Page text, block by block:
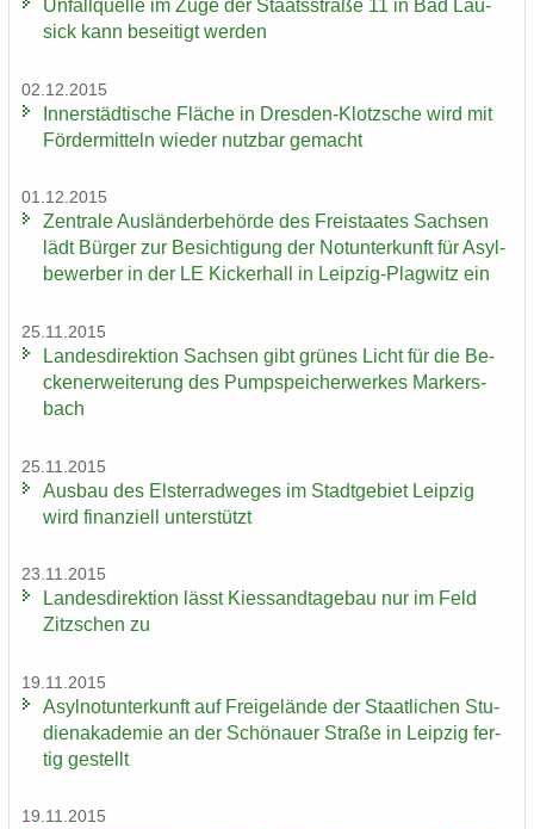
Un­fall­quel­le im Zuge der Staats­stra­ße 11 in Bad Lau­
sick kann be­sei­tigt wer­den
02.12.2015
In­ner­städ­ti­sche Flä­che in Dresden-​Klotzsche wird mit
För­der­mit­teln wie­der nutz­bar ge­macht
01.12.2015
Zen­tra­le Aus­län­der­be­hör­de des Frei­staa­tes Sach­sen
lädt Bür­ger zur Be­sich­ti­gung der Not­un­ter­kunft für Asyl­
be­wer­ber in der LE Ki­cker­hall in Leipzig-​Plagwitz ein
25.11.2015
Lan­des­di­rek­ti­on Sach­sen gibt grü­nes Licht für die Be­
cken­er­wei­te­rung des Pump­spei­cher­wer­kes Mar­kers­
bach
25.11.2015
Aus­bau des Els­ter­rad­we­ges im Stadt­ge­biet Leip­zig
wird fi­nan­zi­ell un­ter­stützt
23.11.2015
Lan­des­di­rek­ti­on lässt Kies­sand­ta­ge­bau nur im Feld
Zitz­schen zu
19.11.2015
Asyl­not­un­ter­kunft auf Frei­ge­län­de der Staat­li­chen Stu­
di­en­aka­de­mie an der Schö­nau­er Stra­ße in Leip­zig fer­
tig ge­stellt
19.11.2015